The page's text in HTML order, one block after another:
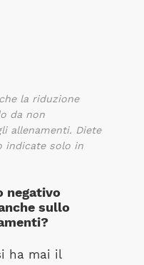
la riduzione
da non
allenamenti. Diete
indicate solo in
negativo
sullo
ha mai il